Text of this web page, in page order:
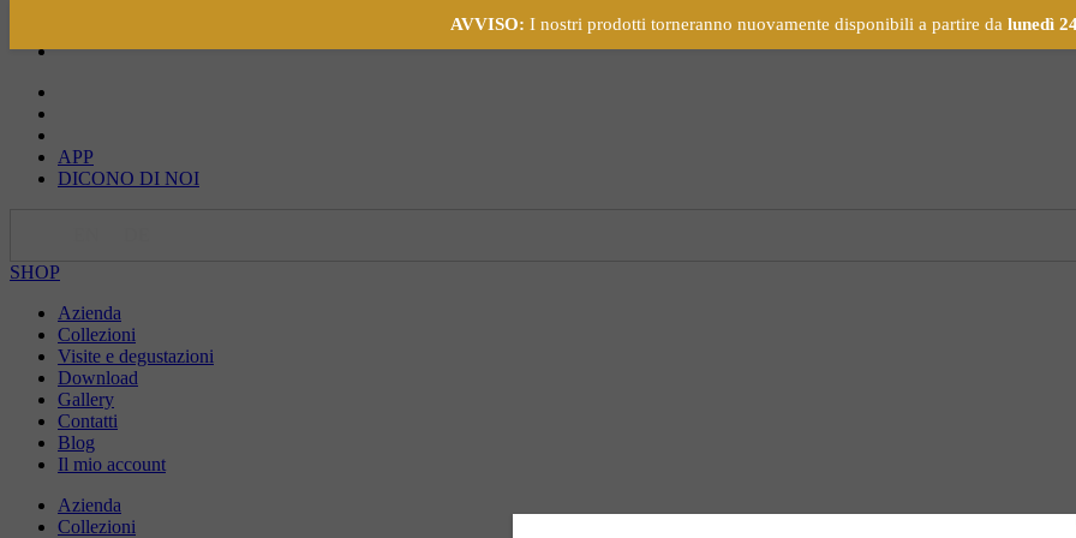
APP
DICONO DI NOI
SHOP
Azienda
Collezioni
Visite e degustazioni
Download
Gallery
Contatti
Blog
Il mio account
Azienda
Collezioni
AVVISO: I nostri prodotti torneranno nuovamente disponibili a partire da lunedì